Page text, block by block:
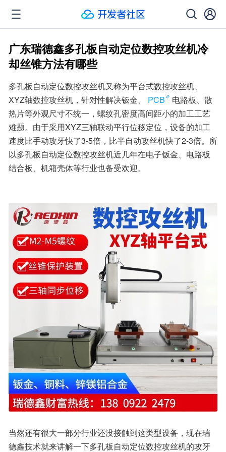
广东瑞德鑫多孔板自动定位数控攻丝机冷
却丝锥方法有哪些
多孔板自动定位数控攻丝机又称为平台式数控攻丝机、
XYZ轴数控攻丝机，针对性解决钣金、
PCB
电路板、散
热片等外观尺寸不统一，螺纹孔密度高间距小的加工工艺
难题。由于采用XYZ三轴联动平行位移定位，设备的加工
速度比手动攻牙快了3-5倍，比半自动攻丝机快了2-3倍。所
以多孔板自动定位数控攻丝机近几年在电子钣金、电路板
结合板、机箱壳体等行业也备受欢迎。
当然还有很大一部分行业还没接触到这类型设备，现在瑞
德鑫技术就来讲解一下多孔板自动定位数控攻丝机的攻牙